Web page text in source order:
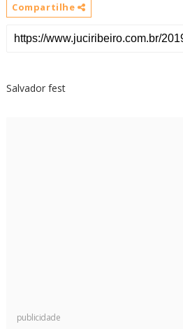
Compartilhe
Salvador fest
publicidade